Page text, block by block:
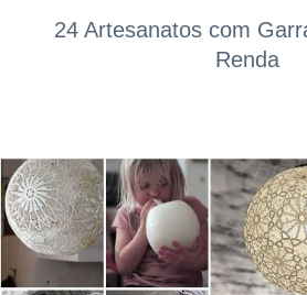
24 Artesanatos com
Renda